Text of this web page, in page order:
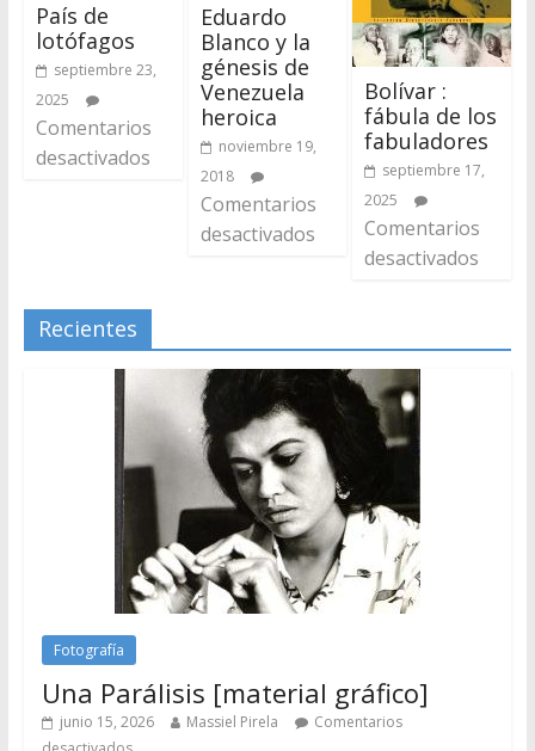
País de
lotófagos
septiembre 23,
2025
Comentarios
desactivados
Eduardo
Blanco y la
génesis de
Venezuela
heroica
noviembre 19,
2018
Comentarios
desactivados
Bolívar :
fábula de los
fabuladores
septiembre 17,
2025
Comentarios
desactivados
Recientes
Fotografía
Una Parálisis [material gráfico]
junio 15, 2026 Massiel Pirela
Comentarios